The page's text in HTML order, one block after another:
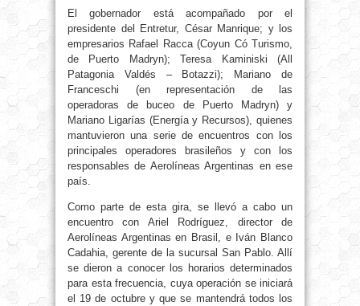
El gobernador está acompañado por el
presidente del Entretur, César Manrique; y los
empresarios Rafael Racca (Coyun Có Turismo,
de Puerto Madryn); Teresa Kaminiski (All
Patagonia Valdés – Botazzi); Mariano de
Franceschi (en representación de las
operadoras de buceo de Puerto Madryn) y
Mariano Ligarías (Energía y Recursos), quienes
mantuvieron una serie de encuentros con los
principales operadores brasileños y con los
responsables de Aerolíneas Argentinas en ese
país.
Como parte de esta gira, se llevó a cabo un
encuentro con Ariel Rodríguez, director de
Aerolíneas Argentinas en Brasil, e Iván Blanco
Cadahia, gerente de la sucursal San Pablo. Allí
se dieron a conocer los horarios determinados
para esta frecuencia, cuya operación se iniciará
el 19 de octubre y que se mantendrá todos los